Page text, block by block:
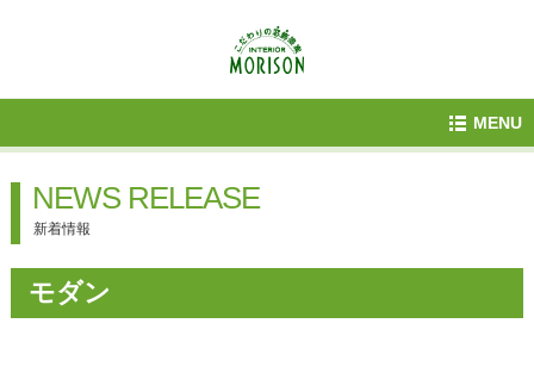
MENU
NEWS RELEASE
新着情報
モダン